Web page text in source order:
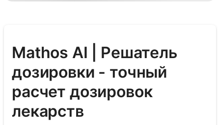
Mathos AI | Решатель
дозировки - точный
расчет дозировок
лекарств